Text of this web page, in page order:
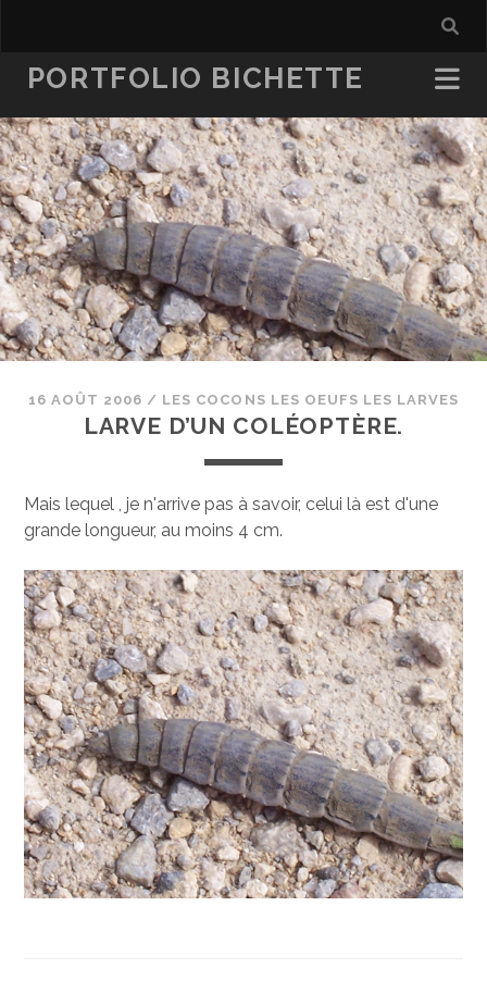
PORTFOLIO BICHETTE
16 AOÛT 2006 / LES COCONS LES OEUFS LES LARVES
LARVE D’UN COLÉOPTÈRE.
Mais lequel , je n'arrive pas à savoir, celui là est d'une
grande longueur, au moins 4 cm.